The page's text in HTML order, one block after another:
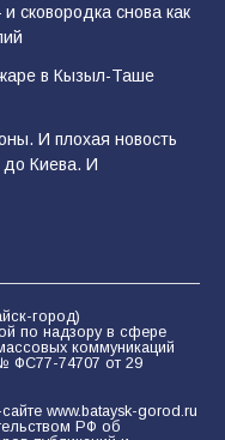
сковородка снова как
в Кызыл-Таше
И плохая новость
Киева. И
город)
по надзору в сфере
коммуникаций
ФС77-74707 от 29
www.bataysk-gorod.ru
РФ об